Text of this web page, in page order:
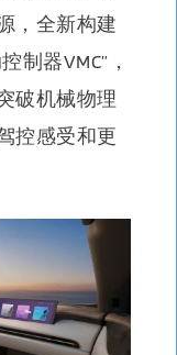
，全新构建
制器VMC”，
破机械物理
控感受和更